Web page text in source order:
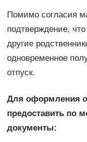
Помимо согласия
подтверждение,
другие
одновременное
отпуск.
Для оформления
предоставить по
документы: